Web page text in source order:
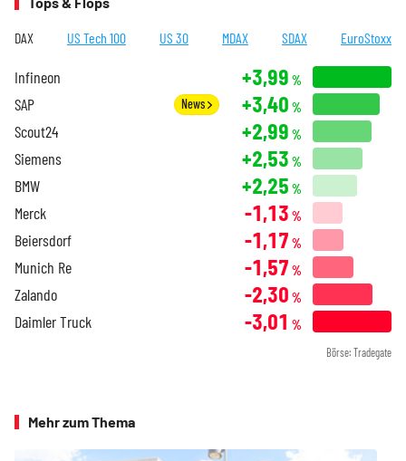
DAX US Tech 100 US 30 MDAX SDAX EuroStoxx
Infineon +3,99 %
SAP News +3,40 %
Scout24 +2,99 %
Siemens +2,53 %
BMW +2,25 %
Merck -1,13 %
Beiersdorf -1,17 %
Munich Re -1,57 %
Zalando -2,30 %
Daimler Truck -3,01 %
Börse: Tradegate
Mehr zum Thema